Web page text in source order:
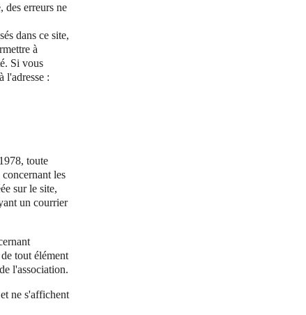
des erreurs ne
dans ce site,
à
Si vous
l'adresse :
toute
les
sur le site,
un courrier
tout élément
l'association.
ne s'affichent